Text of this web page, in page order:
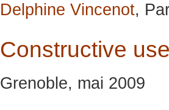
Delphine Vincenot,
Constructive
Grenoble, mai 2009